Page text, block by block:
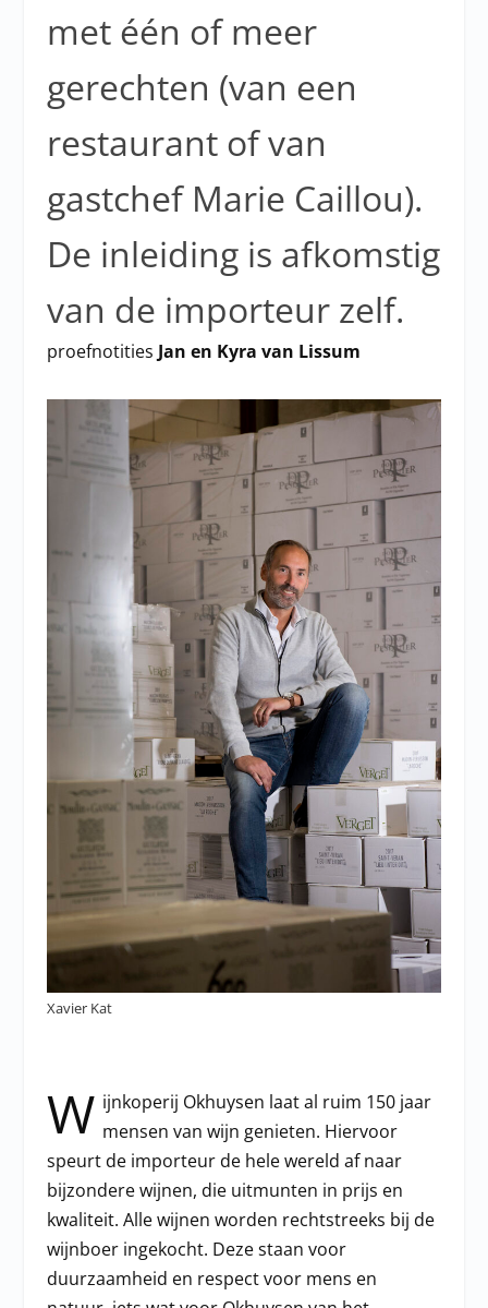
met één of meer
gerechten (van een
restaurant of van
gastchef Marie Caillou).
De inleiding is afkomstig
van de importeur zelf.
proefnotities Jan en Kyra van Lissum
Xavier Kat
W ijnkoperij Okhuysen laat al ruim 150 jaar
mensen van wijn genieten. Hiervoor
speurt de importeur de hele wereld af naar
bijzondere wijnen, die uitmunten in prijs en
kwaliteit. Alle wijnen worden rechtstreeks bij de
wijnboer ingekocht. Deze staan voor
duurzaamheid en respect voor mens en